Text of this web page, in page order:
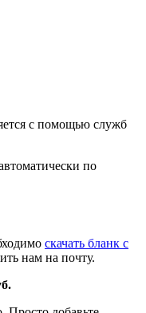
с помощью служб
по
скачать бланк с
нам на почту.